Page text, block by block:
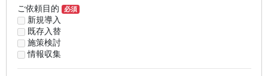
ご依頼目的 必須
新規導入
既存入替
施策検討
情報収集